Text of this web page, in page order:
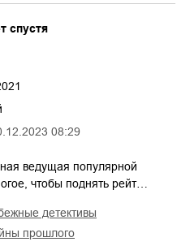
08:29
спустя
ведущая популярной
чтобы поднять рейт…
детективы
прошлого